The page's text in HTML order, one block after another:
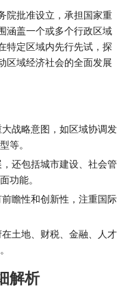
院批准设立，承担国家重
涵盖一个或多个行政区域
特定区域内先行先试，探
区域经济社会的全面发展
战略意图，如区域协调发
等。
还包括城市建设、社会管
功能。
瞻性和创新性，注重国际
土地、财税、金融、人才
解析